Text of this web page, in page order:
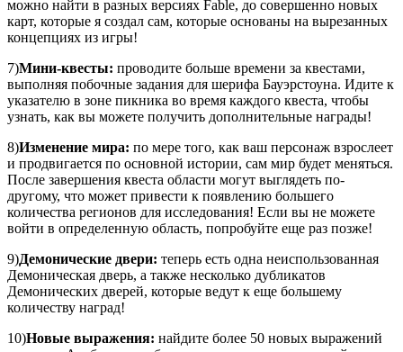
можно найти в разных версиях Fable, до совершенно новых
карт, которые я создал сам, которые основаны на вырезанных
концепциях из игры!
7)Мини-квесты: проводите больше времени за квестами,
выполняя побочные задания для шерифа Бауэрстоуна. Идите к
указателю в зоне пикника во время каждого квеста, чтобы
узнать, как вы можете получить дополнительные награды!
8)Изменение мира: по мере того, как ваш персонаж взрослеет
и продвигается по основной истории, сам мир будет меняться.
После завершения квеста области могут выглядеть по-
другому, что может привести к появлению большего
количества регионов для исследования! Если вы не можете
войти в определенную область, попробуйте еще раз позже!
9)Демонические двери: теперь есть одна неиспользованная
Демоническая дверь, а также несколько дубликатов
Демонических дверей, которые ведут к еще большему
количеству наград!
10)Новые выражения: найдите более 50 новых выражений